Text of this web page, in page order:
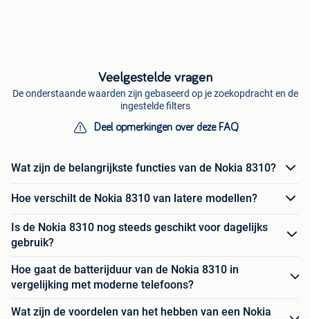
Veelgestelde vragen
De onderstaande waarden zijn gebaseerd op je zoekopdracht en de
ingestelde filters
Deel opmerkingen over deze FAQ
Wat zijn de belangrijkste functies van de Nokia 8310?
Hoe verschilt de Nokia 8310 van latere modellen?
Is de Nokia 8310 nog steeds geschikt voor dagelijks
gebruik?
Hoe gaat de batterijduur van de Nokia 8310 in
vergelijking met moderne telefoons?
Wat zijn de voordelen van het hebben van een Nokia